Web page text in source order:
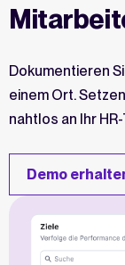
Dokumentieren
einem Ort.
nahtlos an Ihr
Demo